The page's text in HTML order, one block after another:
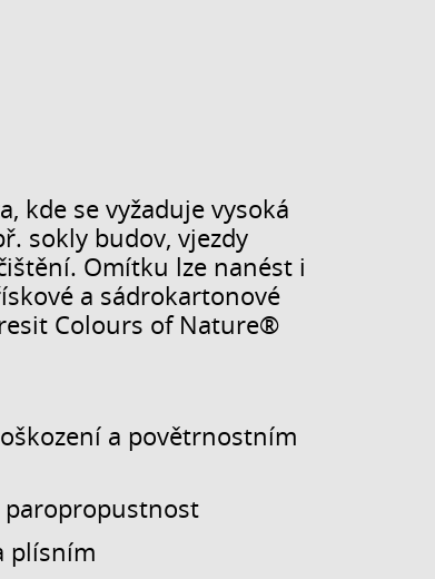
kde se vyžaduje vysoká
sokly budov, vjezdy
Omítku lze nanést i
a sádrokartonové
Colours of Nature®
a povětrnostním
paropropustnost
plísním